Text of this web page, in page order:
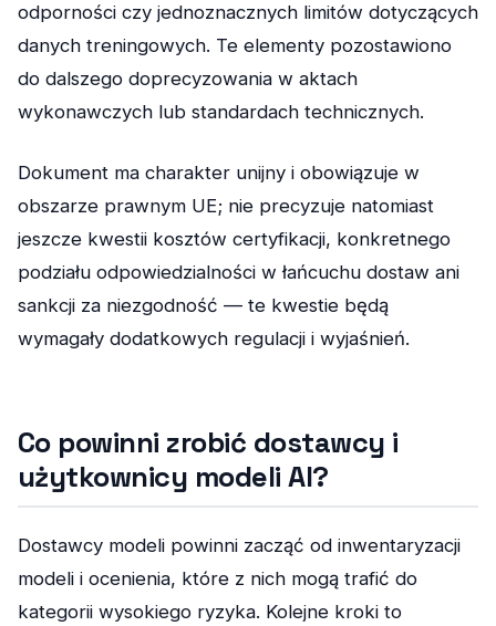
odporności czy jednoznacznych limitów dotyczących
danych treningowych. Te elementy pozostawiono
do dalszego doprecyzowania w aktach
wykonawczych lub standardach technicznych.
Dokument ma charakter unijny i obowiązuje w
obszarze prawnym UE; nie precyzuje natomiast
jeszcze kwestii kosztów certyfikacji, konkretnego
podziału odpowiedzialności w łańcuchu dostaw ani
sankcji za niezgodność — te kwestie będą
wymagały dodatkowych regulacji i wyjaśnień.
Co powinni zrobić dostawcy i
użytkownicy modeli AI?
Dostawcy modeli powinni zacząć od inwentaryzacji
modeli i ocenienia, które z nich mogą trafić do
kategorii wysokiego ryzyka. Kolejne kroki to